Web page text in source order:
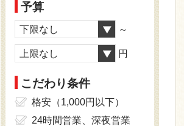
予算
下限なし ～
上限なし 円
こだわり条件
格安（1,000円以下）
24時間営業、深夜営業